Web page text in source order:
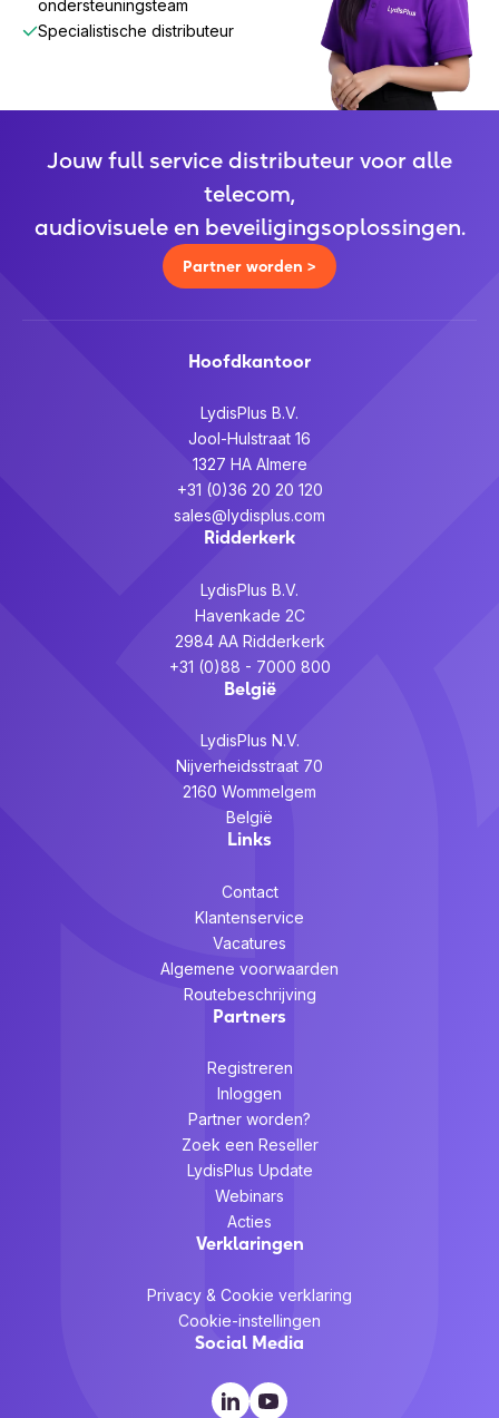
ondersteuningsteam
Specialistische distributeur
Jouw full service distributeur voor alle
telecom,
audiovisuele en beveiligingsoplossingen.
Partner worden >
Hoofdkantoor
LydisPlus B.V.
Jool-Hulstraat 16
1327 HA Almere
+31 (0)36 20 20 120
sales@lydisplus.com
Ridderkerk
LydisPlus B.V.
Havenkade 2C
2984 AA Ridderkerk
+31 (0)88 - 7000 800
België
LydisPlus N.V.
Nijverheidsstraat 70
2160 Wommelgem
België
Links
Contact
Klantenservice
Vacatures
Algemene voorwaarden
Routebeschrijving
Partners
Registreren
Inloggen
Partner worden?
Zoek een Reseller
LydisPlus Update
Webinars
Acties
Verklaringen
Privacy & Cookie verklaring
Cookie-instellingen
Social Media